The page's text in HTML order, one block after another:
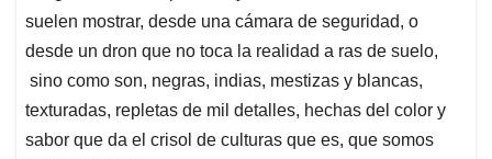
suelen mostrar, desde una cámara de seguridad, o
desde un dron que no toca la realidad a ras de suelo,
sino como son, negras, indias, mestizas y blancas,
texturadas, repletas de mil detalles, hechas del color y
sabor que da el crisol de culturas que es, que somos